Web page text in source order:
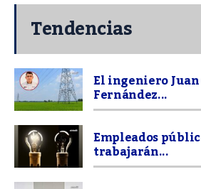
Tendencias
El ingeniero
Fernández...
Empleados
trabajarán...